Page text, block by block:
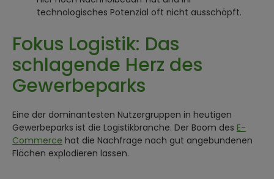
technologisches Potenzial oft nicht ausschöpft.
Fokus Logistik: Das
schlagende Herz des
Gewerbeparks
Eine der dominantesten Nutzergruppen in heutigen
Gewerbeparks ist die Logistikbranche. Der Boom des E-
Commerce hat die Nachfrage nach gut angebundenen
Flächen explodieren lassen.